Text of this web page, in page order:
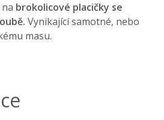
brokolicové placičky se
Vynikající samotné, nebo
masu.